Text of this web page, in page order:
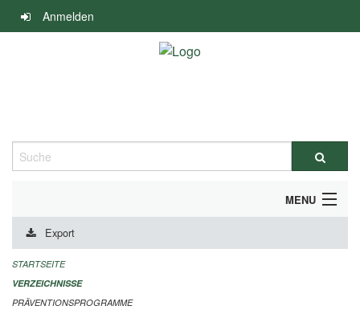
Navigation
überspringen
Anmelden
Suche
MENU
DURCHFÜHRUNG UND FINANZIERUNG
IMPRESSUM
Export
STARTSEITE
VERZEICHNISSE
PRÄVENTIONSPROGRAMME